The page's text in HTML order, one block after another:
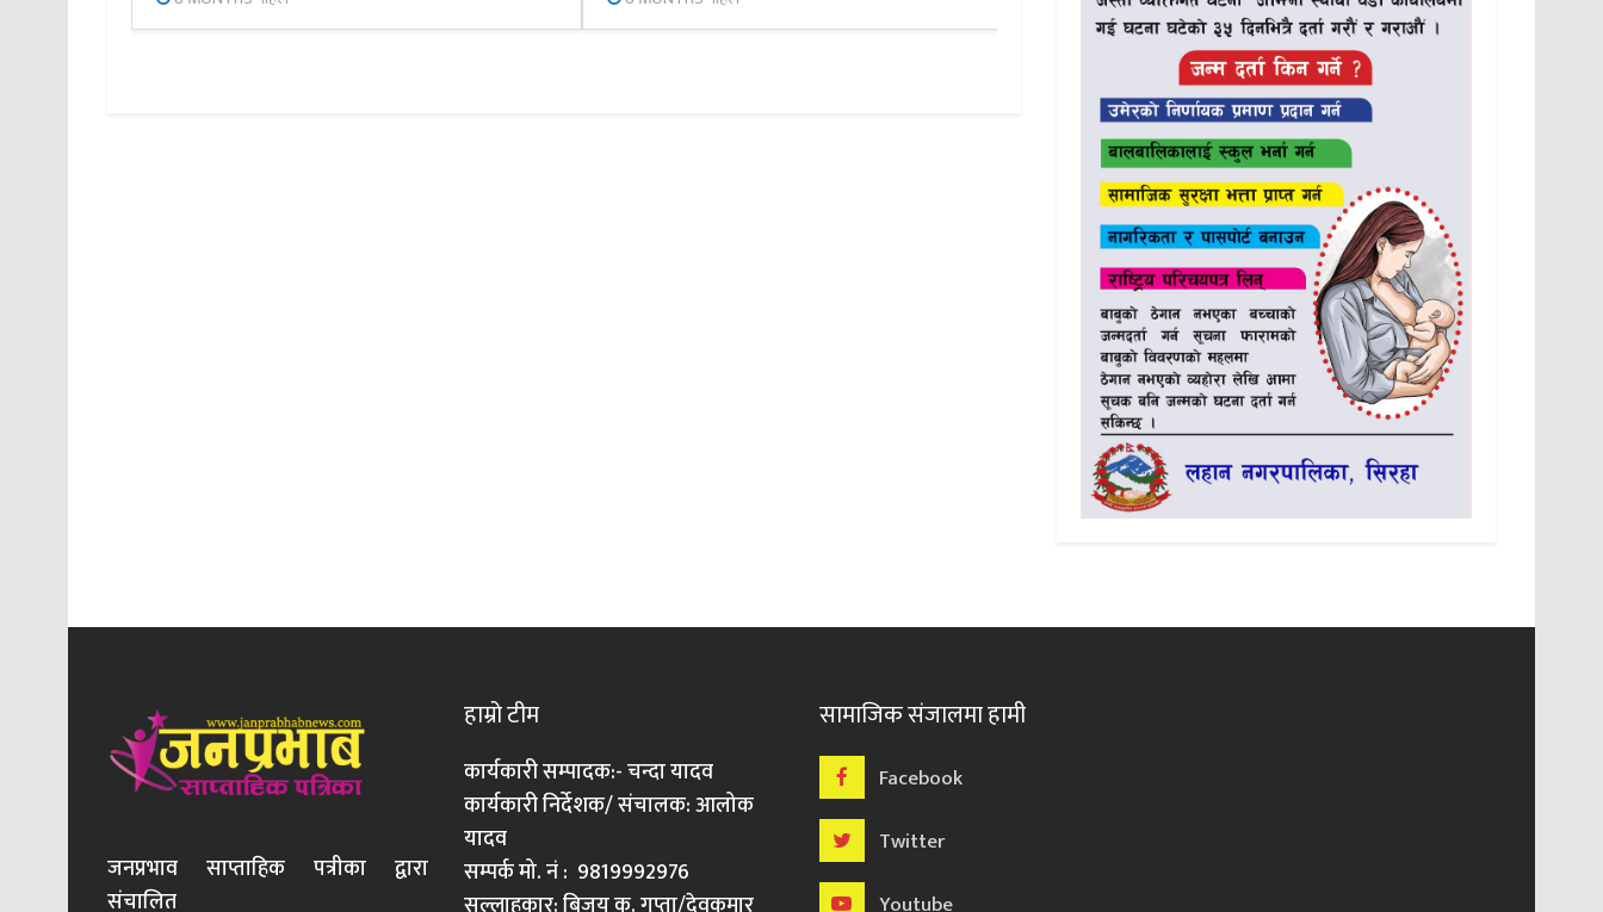
जनप्रभाव साप्ताहिक पत्रीका द्वारा
संचालित
हाम्रो टीम
कार्यकारी सम्पादक:- चन्दा यादव
कार्यकारी निर्देशक/ संचालक: आलोक
यादव
सम्पर्क मो. नं : 9819992976
सामाजिक संजालमा हामी
Facebook
Twitter
Youtube